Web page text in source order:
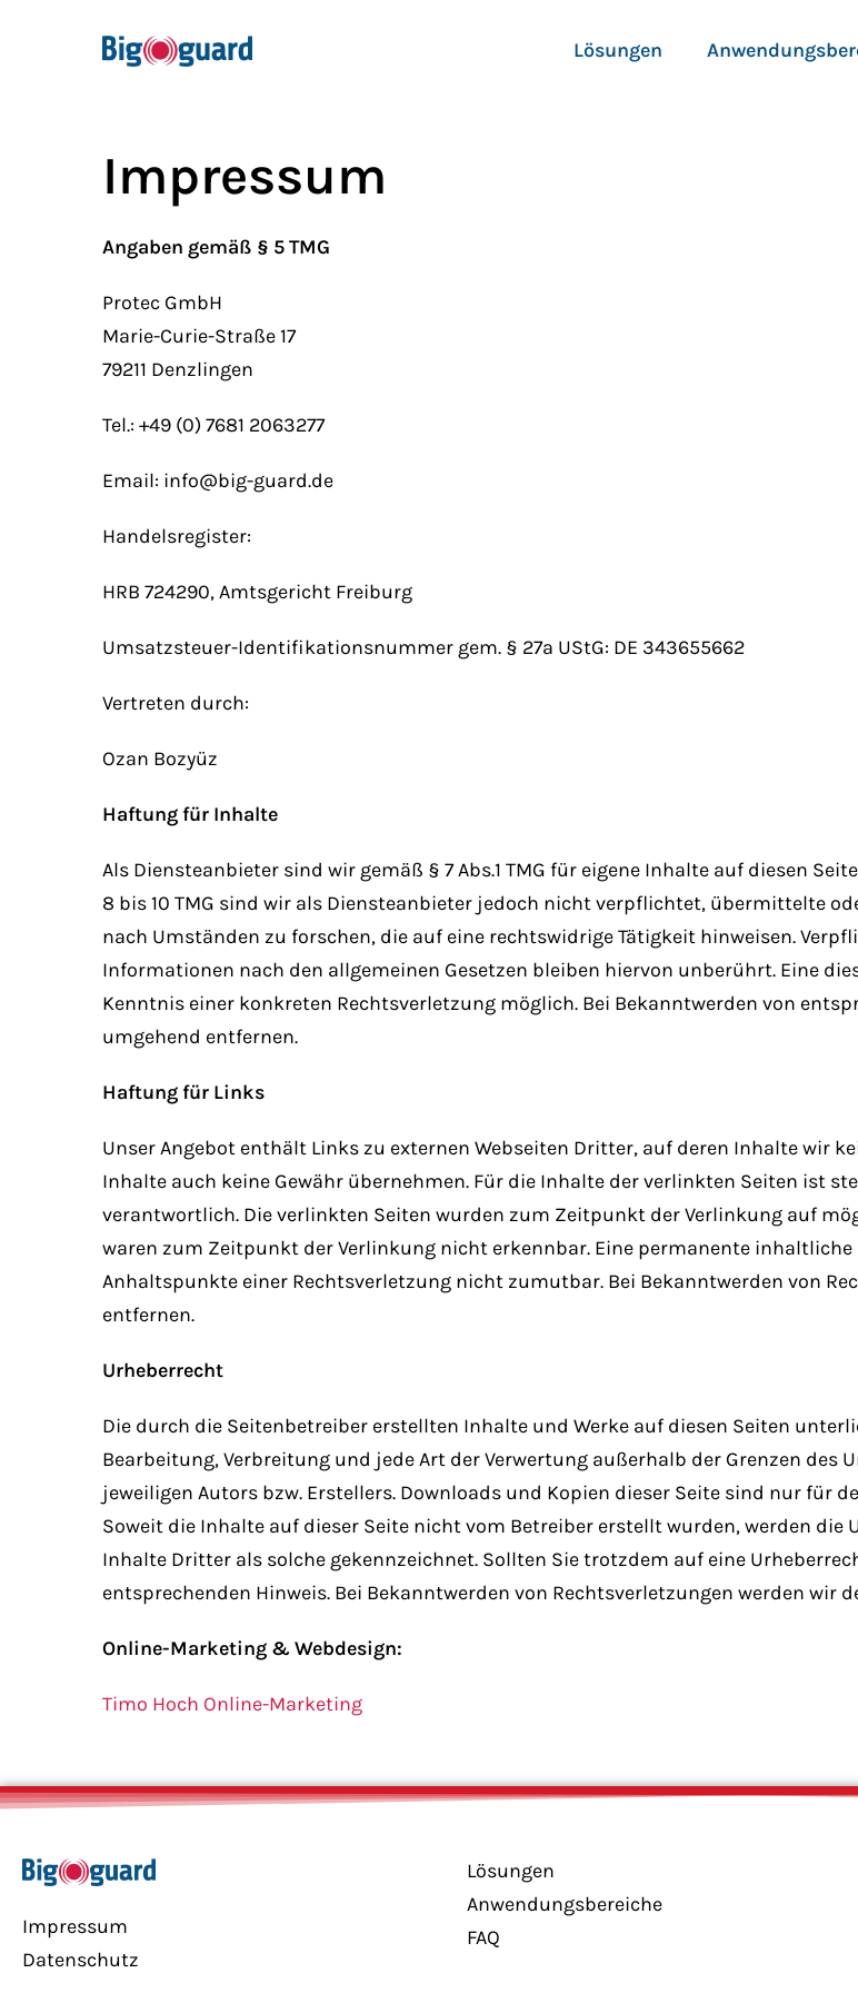
Lösungen
Impressum
Angaben gemäß § 5 TMG
Protec GmbH
Marie-Curie-Straße 17
79211 Denzlingen
Tel.: +49 (0) 7681 2063277
Email: info@big-guard.de
Handelsregister:
HRB 724290, Amtsgericht Freiburg
Umsatzsteuer-Identifikationsnummer gem. § 27a UStG: DE 343655662
Vertreten durch:
Ozan Bozyüz
Haftung für Inhalte
Als Diensteanbieter sind wir gemäß § 7 Abs.1 TMG für eigene Inhalte auf diesen
8 bis 10 TMG sind wir als Diensteanbieter jedoch nicht verpflichtet, übermittelte
nach Umständen zu forschen, die auf eine rechtswidrige Tätigkeit hinweisen.
Informationen nach den allgemeinen Gesetzen bleiben hiervon unberührt. Eine
Kenntnis einer konkreten Rechtsverletzung möglich. Bei Bekanntwerden von
umgehend entfernen.
Haftung für Links
Unser Angebot enthält Links zu externen Webseiten Dritter, auf deren Inhalte wir
Inhalte auch keine Gewähr übernehmen. Für die Inhalte der verlinkten Seiten ist
verantwortlich. Die verlinkten Seiten wurden zum Zeitpunkt der Verlinkung auf
waren zum Zeitpunkt der Verlinkung nicht erkennbar. Eine permanente
Anhaltspunkte einer Rechtsverletzung nicht zumutbar. Bei Bekanntwerden von
entfernen.
Urheberrecht
Die durch die Seitenbetreiber erstellten Inhalte und Werke auf diesen Seiten
Bearbeitung, Verbreitung und jede Art der Verwertung außerhalb der Grenzen
jeweiligen Autors bzw. Erstellers. Downloads und Kopien dieser Seite sind nur für
Soweit die Inhalte auf dieser Seite nicht vom Betreiber erstellt wurden, werden
Inhalte Dritter als solche gekennzeichnet. Sollten Sie trotzdem auf eine
entsprechenden Hinweis. Bei Bekanntwerden von Rechtsverletzungen werden wir
Online-Marketing & Webdesign:
Timo Hoch Online-Marketing
Impressum
Datenschutz
Lösungen
Anwendungsbereiche
FAQ